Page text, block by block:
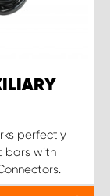
perfectly
bars with